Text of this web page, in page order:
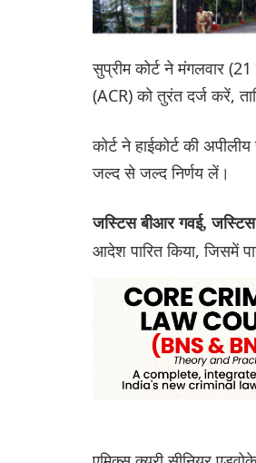
सुप्रीम कोर्ट ने मंगलवार (21
(ACR) को तुरंत दर्ज करें,
कोर्ट ने हाईकोर्ट की
जल्द से जल्द निर्णय लें।
जस्टिस बीआर गवई,
आदेश पारित किया, जिसमें